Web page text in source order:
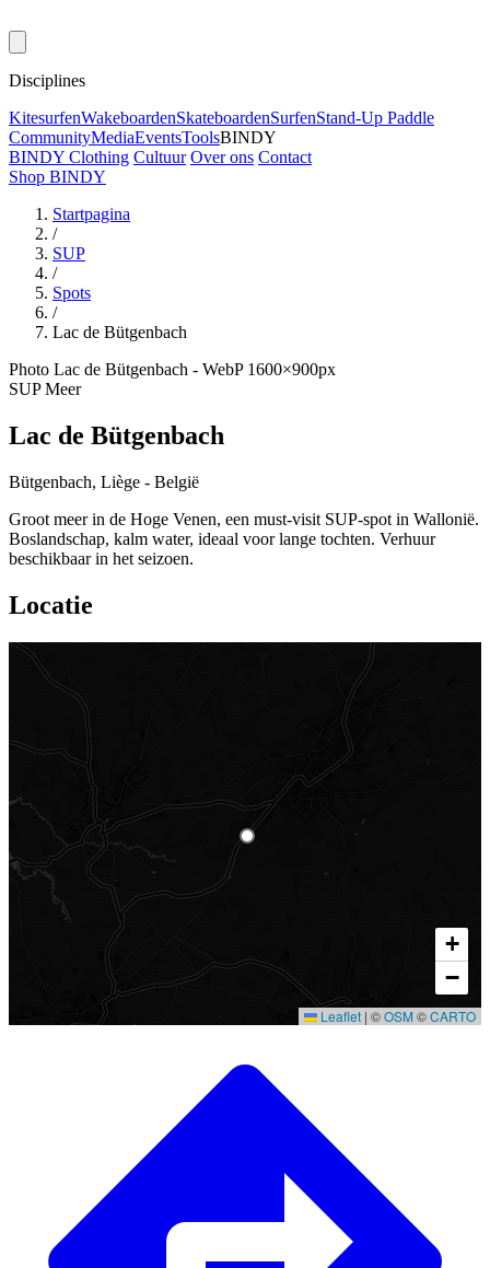
Disciplines
KitesurfenWakeboardenSkateboardenSurfenStand-Up Paddle
CommunityMediaEventsToolsBINDY
BINDY Clothing Cultuur Over ons Contact
Shop BINDY
Startpagina
/
SUP
/
Spots
/
Lac de Bütgenbach
Photo Lac de Bütgenbach - WebP 1600×900px
SUP Meer
Lac de Bütgenbach
Bütgenbach, Liège - België
Groot meer in de Hoge Venen, een must-visit SUP-spot in Wallonië.
Boslandschap, kalm water, ideaal voor lange tochten. Verhuur
beschikbaar in het seizoen.
Locatie
+
−
Leaflet | ©OSM©CARTO